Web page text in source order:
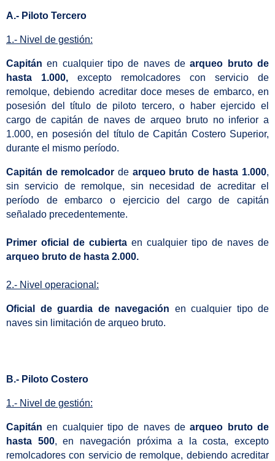
A.- Piloto Tercero
1.- Nivel de gestión:
Capitán en cualquier tipo de naves dearqueo bruto de
hasta 1.000, excepto remolcadores con servicio de
remolque, debiendo acreditar doce meses de embarco, en
posesión del título de piloto tercero, o haber ejercido el
cargo de capitán de naves de arqueo bruto no inferior a
1.000, en posesión del título de Capitán Costero Superior,
durante el mismo período.
Capitán de remolcador de arqueo bruto de hasta 1.000,
sin servicio de remolque, sin necesidad de acreditar el
período de embarco o ejercicio del cargo de capitán
señalado precedentemente.
Primer oficial de cubierta en cualquier tipo de naves de
arqueo bruto de hasta 2.000.
2.- Nivel operacional:
Oficial de guardia de navegación en cualquier tipo de
naves sin limitación de arqueo bruto.
B.- Piloto Costero
1.- Nivel de gestión:
Capitán en cualquier tipo de naves dearqueo bruto de
hasta 500, en navegación próxima a la costa, excepto
remolcadores con servicio de remolque, debiendo acreditar